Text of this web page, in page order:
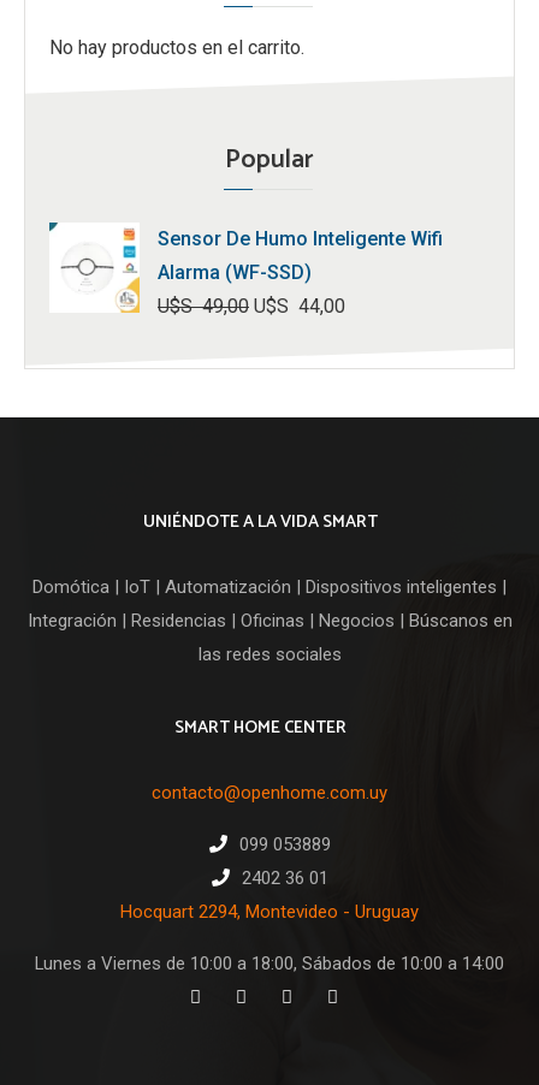
No hay productos en el carrito.
Popular
Sensor De Humo Inteligente Wifi
Alarma (WF-SSD)
U$S49,00
precio
U$S 44,00
precio
UNIÉNDOTE A LA VIDA SMART
Domótica | IoT | Automatización | Dispositivos inteligentes |
Integración | Residencias | Oficinas | Negocios | Búscanos en
las redes sociales
SMART HOME CENTER
contacto@openhome.com.uy
099 053889
2402 36 01
Hocquart 2294, Montevideo - Uruguay
Lunes a Viernes de 10:00 a 18:00, Sábados de 10:00 a 14:00